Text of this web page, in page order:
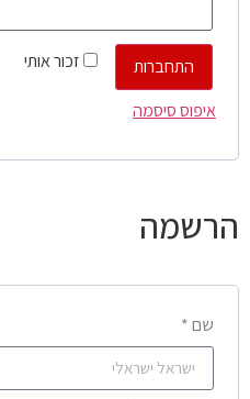
זכור אותי
התחברות
איפוס סיסמה
הרשמה
שם *